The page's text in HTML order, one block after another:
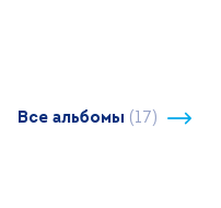
Все альбомы (17)